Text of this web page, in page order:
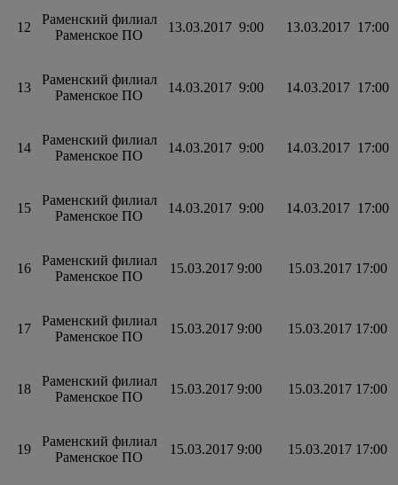
12
Раменский филиал
Раменское ПО
13.03.2017 9:00 13.03.2017 17:00
13
Раменский филиал
Раменское ПО
14.03.2017 9:00 14.03.2017 17:00
14
Раменский филиал
Раменское ПО
14.03.2017 9:00 14.03.2017 17:00
15
Раменский филиал
Раменское ПО
14.03.2017 9:00 14.03.2017 17:00
16
Раменский филиал
Раменское ПО
15.03.2017 9:00 15.03.2017 17:00
17
Раменский филиал
Раменское ПО
15.03.2017 9:00 15.03.2017 17:00
18
Раменский филиал
Раменское ПО
15.03.2017 9:00 15.03.2017 17:00
19
Раменский филиал
Раменское ПО
15.03.2017 9:00 15.03.2017 17:00